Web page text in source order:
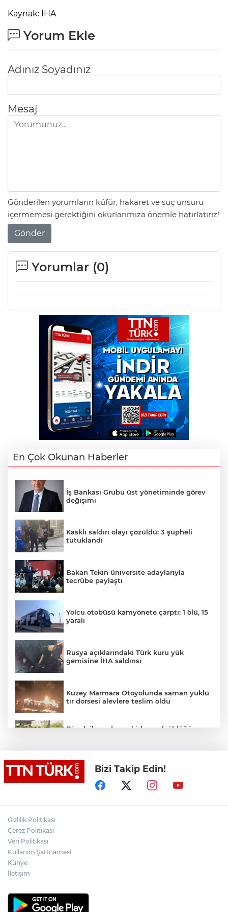
Kaynak: İHA
Yorum Ekle
Adınız Soyadınız
Mesaj
Gönderilen yorumların küfür, hakaret ve suç unsuru
içermemesi gerektiğini okurlarımıza önemle hatırlatırız!
Gönder
Yorumlar (0)
En Çok Okunan Haberler
İş Bankası Grubu üst yönetiminde görev
değişimi
Kasklı saldırı olayı çözüldü: 3 şüpheli
tutuklandı
Bakan Tekin üniversite adaylarıyla
tecrübe paylaştı
Yolcu otobüsü kamyonete çarptı: 1 ölü, 15
yaralı
Rusya açıklarındaki Türk kuru yük
gemisine İHA saldırısı
Kuzey Marmara Otoyolunda saman yüklü
tır dorsesi alevlere teslim oldu
Böcek ilacından zehirlenerek öldüğü
İstanbul’dan Tekirdağ’a hafta sonu akını:
Kilometrelerce araç kuyruğu
Terörsüz Türkiye yasa teklifi
Bizi Takip Edin!
Gizlilik Politikası
Çerez Politikası
Veri Politikası
Kullanım Şartnamesi
Künye
İletişim